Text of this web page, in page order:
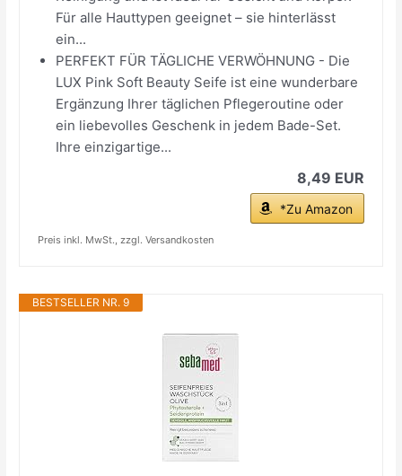
Für alle Hauttypen geeignet – sie hinterlässt
ein...
PERFEKT FÜR TÄGLICHE VERWÖHNUNG - Die
LUX Pink Soft Beauty Seife ist eine wunderbare
Ergänzung Ihrer täglichen Pflegeroutine oder
ein liebevolles Geschenk in jedem Bade-Set.
Ihre einzigartige...
8,49 EUR
*Zu Amazon
Preis inkl. MwSt., zzgl. Versandkosten
BESTSELLER NR. 9